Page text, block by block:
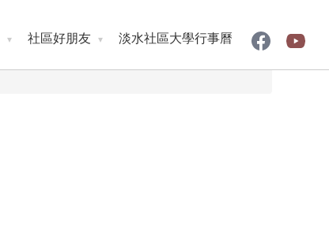
社區好朋友 淡水社區大學行事曆